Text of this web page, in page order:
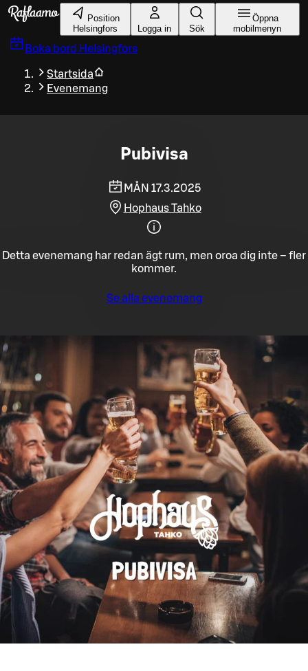
Gå till huvudinnehållet
Position
Helsingfors
Logga in Sök
Öppna
mobilmenyn
Boka bord Helsingfors
Startsida
Evenemang
Pubivisa
MÅN 17.3.2025
Hophaus Tahko
Detta evenemang har redan ägt rum, men oroa dig inte – fler
kommer.
Se alla evenemang